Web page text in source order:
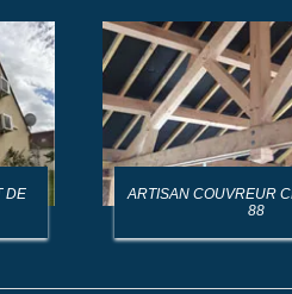
DE
ARTISAN COUVREUR
88